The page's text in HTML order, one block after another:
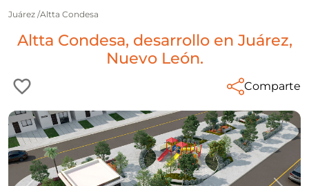
Juárez /Altta Condesa
Altta Condesa, desarrollo en Juárez,
Nuevo León.
Comparte